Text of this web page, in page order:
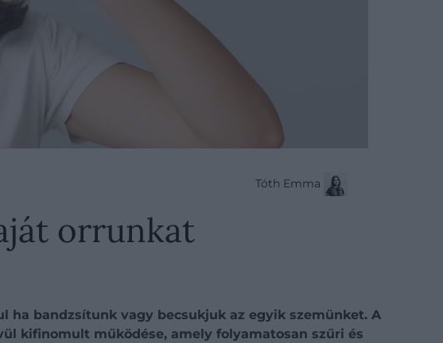
Tóth Emma
orrunkat
ha bandzsítunk vagy becsukjuk az egyik szemünket. A
kifinomult működése, amely folyamatosan szűri és